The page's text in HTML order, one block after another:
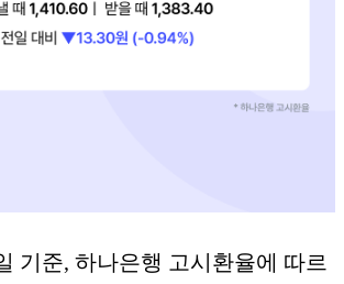
기준, 하나은행 고시환율에 따르